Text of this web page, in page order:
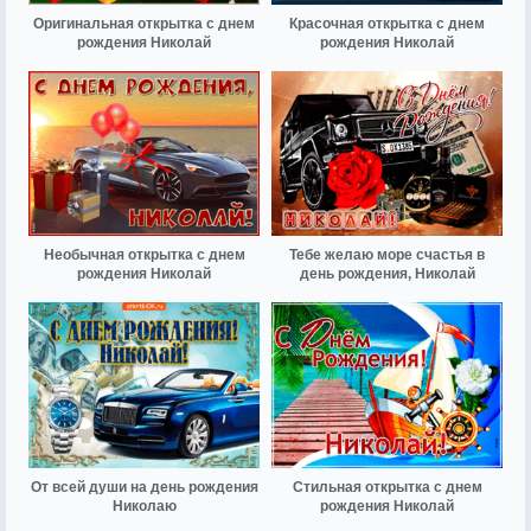
Оригинальная открытка с днем
рождения Николай
Красочная открытка с днем
рождения Николай
Необычная открытка с днем
рождения Николай
Тебе желаю море счастья в
день рождения, Николай
От всей души на день рождения
Николаю
Стильная открытка с днем
рождения Николай